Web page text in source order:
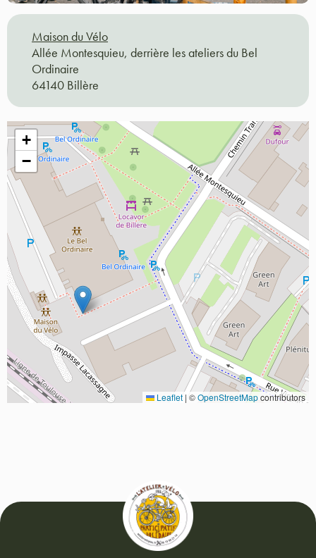
Maison du Vélo
Allée Montesquieu, derrière les ateliers du Bel
Ordinaire
64140 Billère
+
−
Leaflet | ©OpenStreetMapcontributors